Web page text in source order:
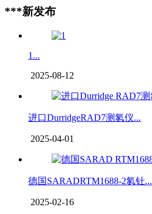
***新发布
1...
2025-08-12
进口DurridgeRAD7测氡仪...
2025-04-01
德国SARADRTM1688-2氡钍...
2025-02-16